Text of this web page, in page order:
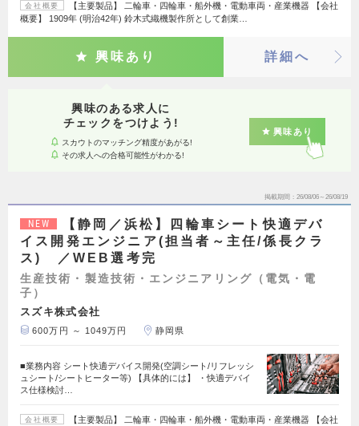
会社概要
【主要製品】 二輪車・四輪車・船外機・電動車両・産業機器 【会社
概要】 1909年 (明治42年) 鈴木式織機製作所として創業…
興味あり 詳細へ
興味のある求人に
チェックをつけよう!
スカウトのマッチング精度があがる!
その求人への合格可能性がわかる!
興味あり
掲載期間 26/08/06～26/08/19
NEW
【静岡／浜松】四輪車シート快適デバ
イス開発エンジニア(担当者～主任/係長クラ
ス) ／WEB選考完
生産技術・製造技術・エンジニアリング（電気・電
子）
スズキ株式会社
600万円 ～ 1049万円 静岡県
■業務内容 シート快適デバイス開発(空調シート/リフレッシ
ュシート/シートヒーター等) 【具体的には】 ・快適デバイ
ス仕様検討…
会社概要
【主要製品】 二輪車・四輪車・船外機・電動車両・産業機器 【会社